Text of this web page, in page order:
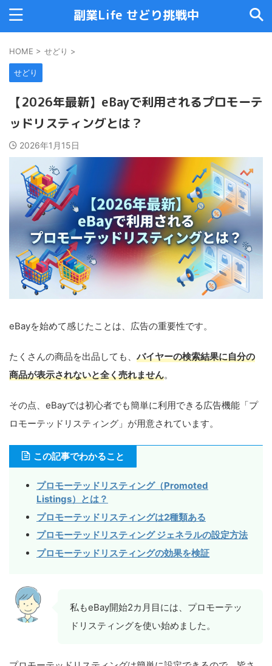
副業Life せどり挑戦中
HOME > せどり >
せどり
【2026年最新】eBayで利用されるプロモーテ
ッドリスティングとは？
2026年1月15日
eBayを始めて感じたことは、広告の重要性です。
たくさんの商品を出品しても、 バイヤーの検索結果に自分の
商品が表示されないと全く売れません。
その点、eBayでは初心者でも簡単に利用できる広告機能「プ
ロモーテッドリスティング」が用意されています。
この記事でわかること
プロモーテッドリスティング（Promoted
Listings）とは？
プロモーテッドリスティングは2種類ある
プロモーテッドリスティング ジェネラルの設定方法
プロモーテッドリスティングの効果を検証
私もeBay開始2カ月目には、プロモーテッ
ドリスティングを使い始めました。